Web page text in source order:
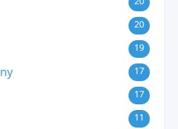
20
19
17
17
11